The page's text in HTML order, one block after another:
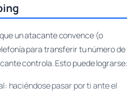
un atacante convence (o
para transferir tu número de
controla. Esto puede
haciéndose pasar por ti ante el